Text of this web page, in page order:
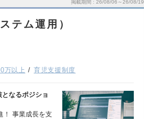
掲載期間 26/08/06～26/08/19
テム運用）
万以上 育児支援制度
なるポジショ
！ 事業成長を支